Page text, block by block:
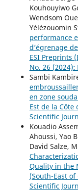
Kouhouyiwo
Wendsom
Yélézouomin
performance
d’égrenage
ESI Preprints
No. 26 (2024):
Sambi
en zone
Est de la Côte
Scientific
Kouadio
Ahoussi, Yao
David Salze,
Quality in the
(South-East of
Scientific